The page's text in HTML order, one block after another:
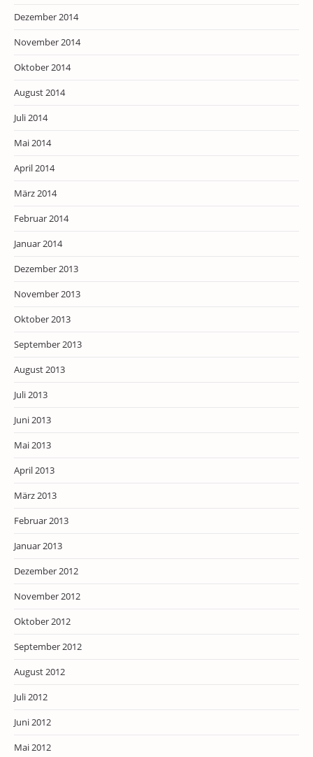
Dezember 2014
November 2014
Oktober 2014
August 2014
Juli 2014
Mai 2014
April 2014
März 2014
Februar 2014
Januar 2014
Dezember 2013
November 2013
Oktober 2013
September 2013
August 2013
Juli 2013
Juni 2013
Mai 2013
April 2013
März 2013
Februar 2013
Januar 2013
Dezember 2012
November 2012
Oktober 2012
September 2012
August 2012
Juli 2012
Juni 2012
Mai 2012